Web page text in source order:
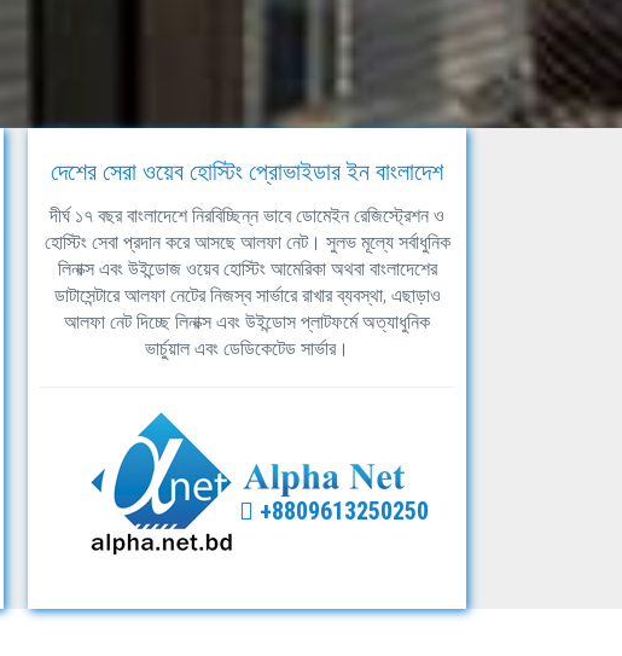
দেশের সেরা ওয়েব হোস্টিং প্রোভাইডার ইন বাংলাদেশ
দীর্ঘ ১৭ বছর বাংলাদেশে নিরবিচ্ছিন্ন ভাবে ডোমেইন রেজিস্ট্রেশন ও
হোস্টিং সেবা প্রদান করে আসছে আলফা নেট। সুলভ মূল্যে সর্বাধুনিক
লিনাক্স এবং উইন্ডোজ ওয়েব হোস্টিং আমেরিকা অথবা বাংলাদেশের
ডাটাসেন্টারে আলফা নেটের নিজস্ব সার্ভারে রাখার ব্যবস্থা, এছাড়াও
আলফা নেট দিচ্ছে লিনাক্স এবং উইন্ডোস প্লাটফর্মে অত্যাধুনিক
ভার্চুয়াল এবং ডেডিকেটেড সার্ভার।
+8809613250250